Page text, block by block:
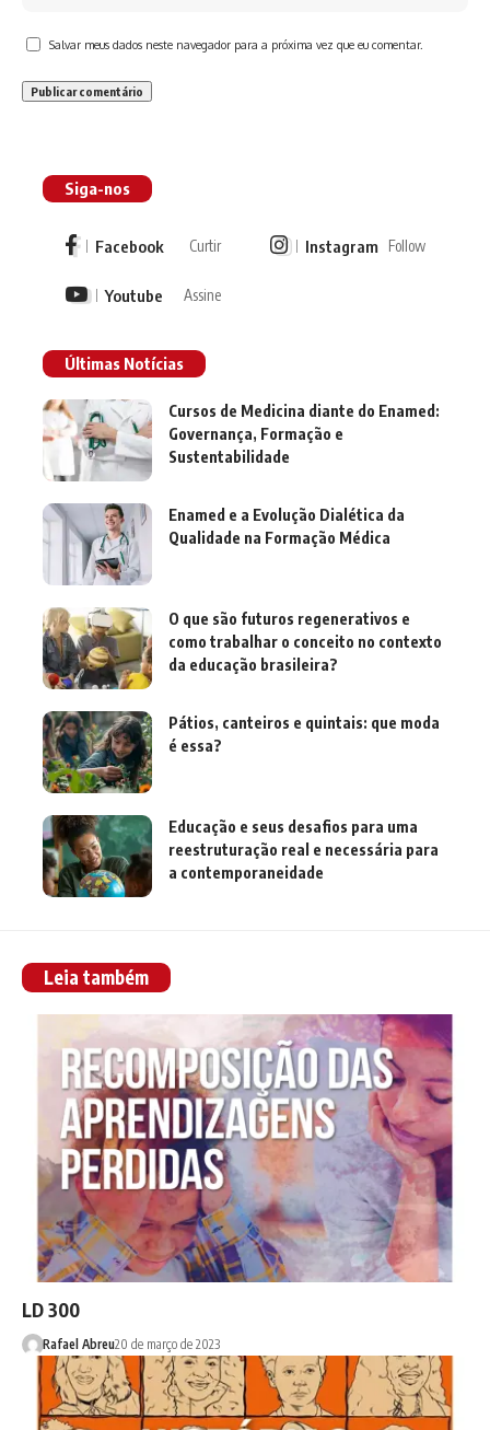
Salvar meus dados neste navegador para a próxima vez que eu comentar.
Siga-nos
Facebook Curtir Instagram Follow
Youtube Assine
Últimas Notícias
Cursos de Medicina diante do Enamed:
Governança, Formação e
Sustentabilidade
Enamed e a Evolução Dialética da
Qualidade na Formação Médica
O que são futuros regenerativos e
como trabalhar o conceito no contexto
da educação brasileira?
Pátios, canteiros e quintais: que moda
é essa?
Educação e seus desafios para uma
reestruturação real e necessária para
a contemporaneidade
Leia também
LD 300
Rafael Abreu20 de março de 2023